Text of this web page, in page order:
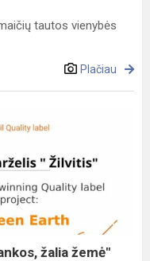
tautos vienybės
Plačiau
žalia žemė"